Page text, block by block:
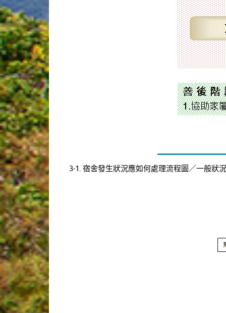
3-1. 宿舍發生狀況應如何處理流程圖／一般狀況